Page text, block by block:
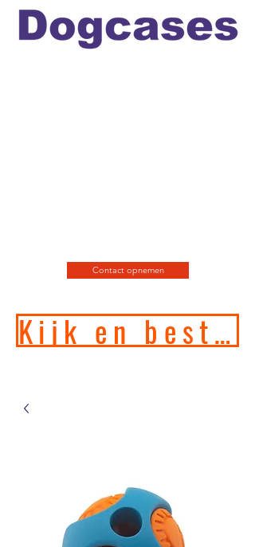
Contact opnemen
Kijk en bestel in onze online hondenwinkel!!